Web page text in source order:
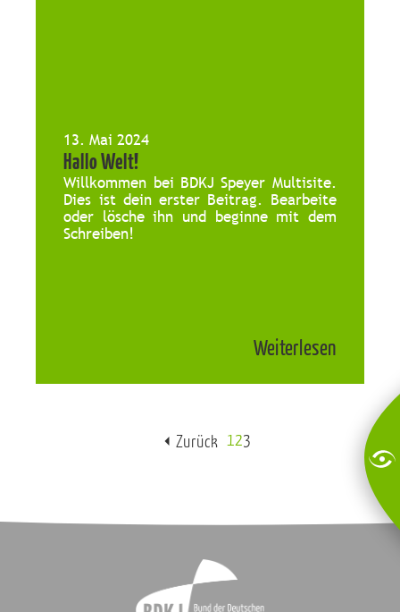
13. Mai 2024
Hallo Welt!
Willkommen bei BDKJ Speyer Multisite.
Dies ist dein erster Beitrag. Bearbeite
oder lösche ihn und beginne mit dem
Schreiben!
Weiterlesen
Zurück 123